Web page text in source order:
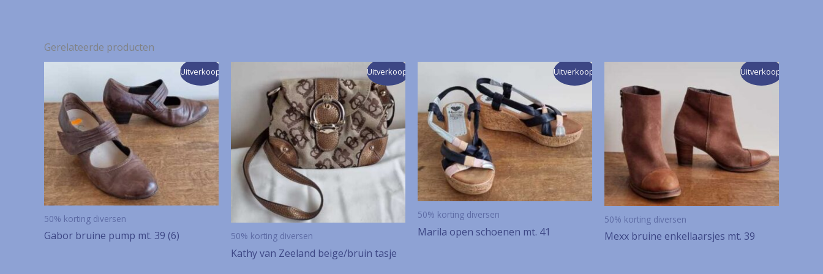
Gerelateerde producten
Uitverkoop!
50% korting diversen
Gabor bruine pump mt. 39 (6)
Uitverkoop!
50% korting diversen
Kathy van Zeeland beige/bruin tasje
Uitverkoop!
50% korting diversen
Marila open schoenen mt. 41
Uitverkoop!
50% korting diversen
Mexx bruine enkellaarsjes mt. 39